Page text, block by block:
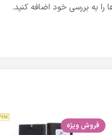
را به بررسی خود اضافه کنید.
فروش ویژه